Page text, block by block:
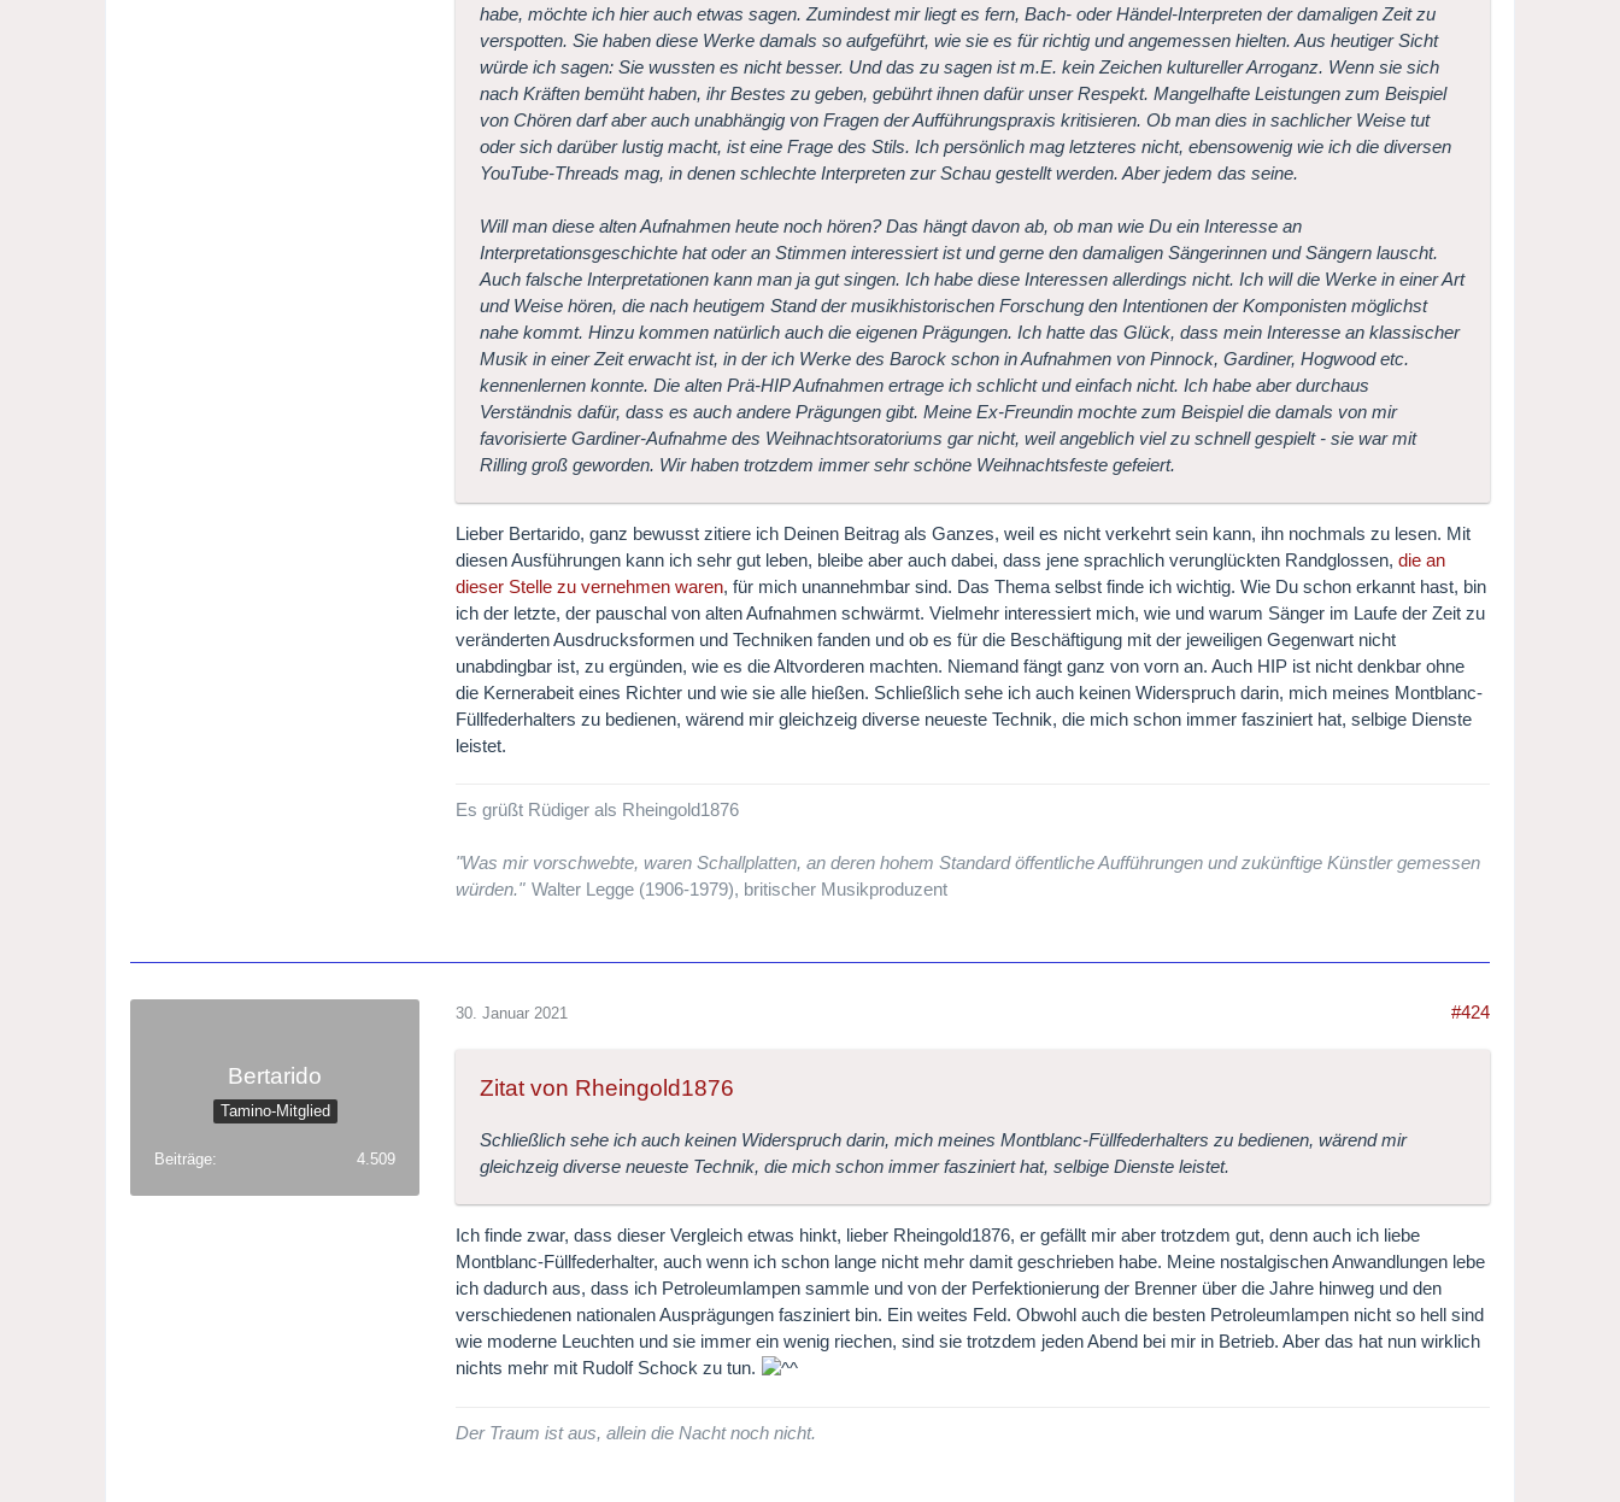
habe, möchte ich hier auch etwas sagen. Zumindest mir liegt es fern, Bach- oder Händel-Interpreten der damaligen Zeit zu
verspotten. Sie haben diese Werke damals so aufgeführt, wie sie es für richtig und angemessen hielten. Aus heutiger Sicht
würde ich sagen: Sie wussten es nicht besser. Und das zu sagen ist m.E. kein Zeichen kultureller Arroganz. Wenn sie sich
nach Kräften bemüht haben, ihr Bestes zu geben, gebührt ihnen dafür unser Respekt. Mangelhafte Leistungen zum Beispiel
von Chören darf aber auch unabhängig von Fragen der Aufführungspraxis kritisieren. Ob man dies in sachlicher Weise tut
oder sich darüber lustig macht, ist eine Frage des Stils. Ich persönlich mag letzteres nicht, ebensowenig wie ich die diversen
YouTube-Threads mag, in denen schlechte Interpreten zur Schau gestellt werden. Aber jedem das seine.
Will man diese alten Aufnahmen heute noch hören? Das hängt davon ab, ob man wie Du ein Interesse an
Interpretationsgeschichte hat oder an Stimmen interessiert ist und gerne den damaligen Sängerinnen und Sängern lauscht.
Auch falsche Interpretationen kann man ja gut singen. Ich habe diese Interessen allerdings nicht. Ich will die Werke in einer Art
und Weise hören, die nach heutigem Stand der musikhistorischen Forschung den Intentionen der Komponisten möglichst
nahe kommt. Hinzu kommen natürlich auch die eigenen Prägungen. Ich hatte das Glück, dass mein Interesse an klassischer
Musik in einer Zeit erwacht ist, in der ich Werke des Barock schon in Aufnahmen von Pinnock, Gardiner, Hogwood etc.
kennenlernen konnte. Die alten Prä-HIP Aufnahmen ertrage ich schlicht und einfach nicht. Ich habe aber durchaus
Verständnis dafür, dass es auch andere Prägungen gibt. Meine Ex-Freundin mochte zum Beispiel die damals von mir
favorisierte Gardiner-Aufnahme des Weihnachtsoratoriums gar nicht, weil angeblich viel zu schnell gespielt - sie war mit
Rilling groß geworden. Wir haben trotzdem immer sehr schöne Weihnachtsfeste gefeiert.
Lieber Bertarido, ganz bewusst zitiere ich Deinen Beitrag als Ganzes, weil es nicht verkehrt sein kann, ihn nochmals zu lesen. Mit
diesen Ausführungen kann ich sehr gut leben, bleibe aber auch dabei, dass jene sprachlich verunglückten Randglossen,die an
dieser Stelle zu vernehmen waren, für mich unannehmbar sind. Das Thema selbst finde ich wichtig. Wie Du schon erkannt hast, bin
ich der letzte, der pauschal von alten Aufnahmen schwärmt. Vielmehr interessiert mich, wie und warum Sänger im Laufe der Zeit zu
veränderten Ausdrucksformen und Techniken fanden und ob es für die Beschäftigung mit der jeweiligen Gegenwart nicht
unabdingbar ist, zu ergünden, wie es die Altvorderen machten. Niemand fängt ganz von vorn an. Auch HIP ist nicht denkbar ohne
die Kernerabeit eines Richter und wie sie alle hießen. Schließlich sehe ich auch keinen Widerspruch darin, mich meines Montblanc-
Füllfederhalters zu bedienen, wärend mir gleichzeig diverse neueste Technik, die mich schon immer fasziniert hat, selbige Dienste
leistet.
Es grüßt Rüdiger als Rheingold1876
"Was mir vorschwebte, waren Schallplatten, an deren hohem Standard öffentliche Aufführungen und zukünftige Künstler gemessen
würden." Walter Legge (1906-1979), britischer Musikproduzent
Bertarido
Tamino-Mitglied
Beiträge 4.509
30. Januar 2021 #424
Zitat von Rheingold1876
Schließlich sehe ich auch keinen Widerspruch darin, mich meines Montblanc-Füllfederhalters zu bedienen, wärend mir
gleichzeig diverse neueste Technik, die mich schon immer fasziniert hat, selbige Dienste leistet.
Ich finde zwar, dass dieser Vergleich etwas hinkt, lieber Rheingold1876, er gefällt mir aber trotzdem gut, denn auch ich liebe
Montblanc-Füllfederhalter, auch wenn ich schon lange nicht mehr damit geschrieben habe. Meine nostalgischen Anwandlungen lebe
ich dadurch aus, dass ich Petroleumlampen sammle und von der Perfektionierung der Brenner über die Jahre hinweg und den
verschiedenen nationalen Ausprägungen fasziniert bin. Ein weites Feld. Obwohl auch die besten Petroleumlampen nicht so hell sind
wie moderne Leuchten und sie immer ein wenig riechen, sind sie trotzdem jeden Abend bei mir in Betrieb. Aber das hat nun wirklich
nichts mehr mit Rudolf Schock zu tun.
Der Traum ist aus, allein die Nacht noch nicht.